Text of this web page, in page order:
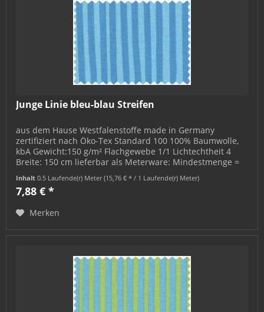
Junge Linie bleu-blau Streifen
aus dem Hause Westfalenstoffe made in Germany
zertifiziert nach Öko-Tex Standard 100 100% Baumwolle,
kbA Gewicht:150 g/m² Flachgewebe 1/1 Lichtechtheit 4
Breite: 150 cm lieferbar als Meterware: Mindestmenge =
Inhalt0.5 Laufende(r) Meter(15,76 € * / 1 Laufende(r) Meter)
7,88 € *
Merken